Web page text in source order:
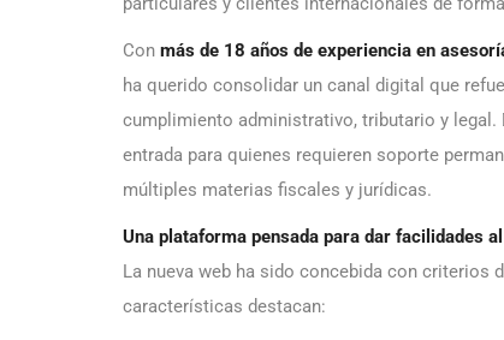
Con más de 18 años de experiencia en
ha querido consolidar un canal digital que
cumplimiento administrativo, tributario y legal.
entrada para quienes requieren soporte
múltiples materias fiscales y jurídicas.
Una plataforma pensada para dar facilidades
La nueva web ha sido concebida con criterios
características destacan: